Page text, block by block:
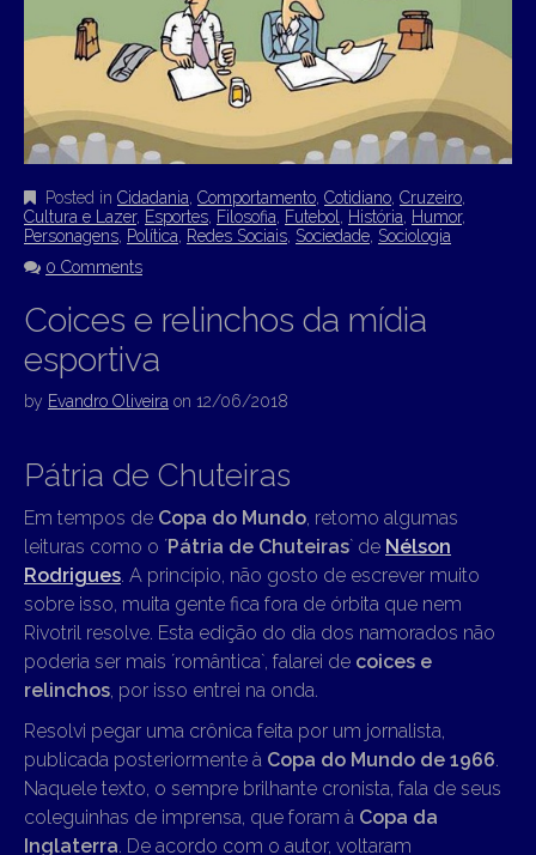
Posted in Cidadania Comportamento Cotidiano Cruzeiro
Cultura e Lazer, Esportes Filosofia Futebol História Humor,
Personagens Política Redes Sociais Sociedade Sociologia
0 Comments
Coices e relinchos da mídia
esportiva
by Evandro Oliveira on 12/06/2018
Pátria de Chuteiras
Em tempos de Copa do Mundo, retomo algumas
leituras como o ´Pátria de Chuteiras` de Nélson
Rodrigues. A princípio, não gosto de escrever muito
sobre isso, muita gente fica fora de órbita que nem
Rivotril resolve. Esta edição do dia dos namorados não
poderia ser mais ´romântica`, falarei de coices e
relinchos, por isso entrei na onda.
Resolvi pegar uma crônica feita por um jornalista,
publicada posteriormente à Copa do Mundo de 1966.
Naquele texto, o sempre brilhante cronista, fala de seus
coleguinhas de imprensa, que foram à Copa da
Inglaterra. De acordo com o autor, voltaram